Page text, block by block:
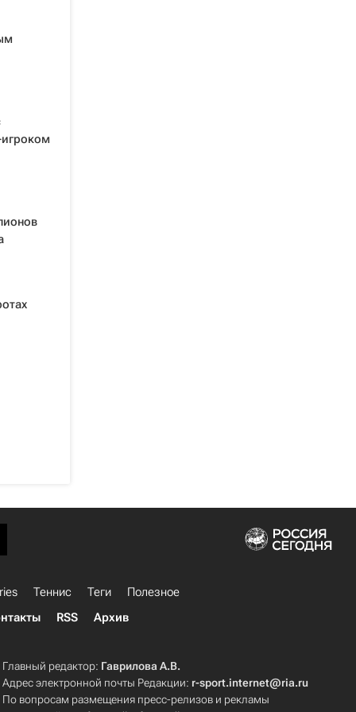
Теннис Теги
Полезное
RSS Архив
Главный редактор: Гаврилова А.В.
Адрес электронной почты Редакции: r-sport.internet@ria.ru
По вопросам размещения пресс-релизов и рекламы